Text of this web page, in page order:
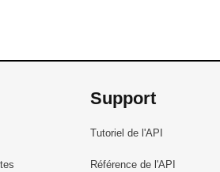
Support
Tutoriel de l'API
Référence de l'API